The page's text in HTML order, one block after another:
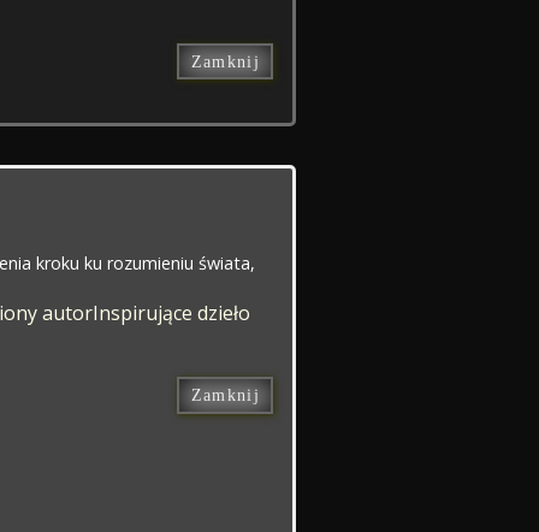
Zamknij
kroku ku rozumieniu świata,
autorInspirujące dzieło
Zamknij